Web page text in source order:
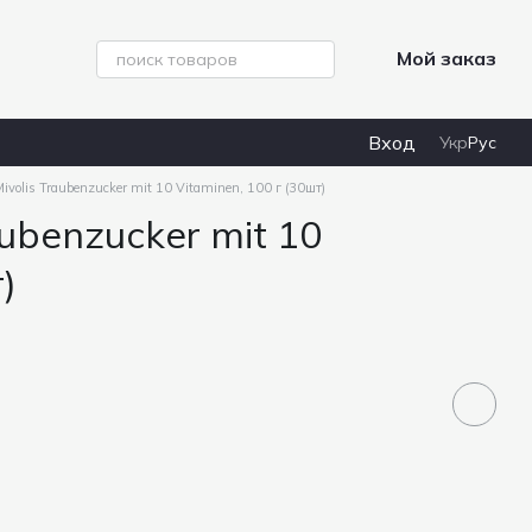
Мой заказ
Вход УкрРус
Traubenzucker mit 10 Vitaminen, 100 г (30шт)
mit 10